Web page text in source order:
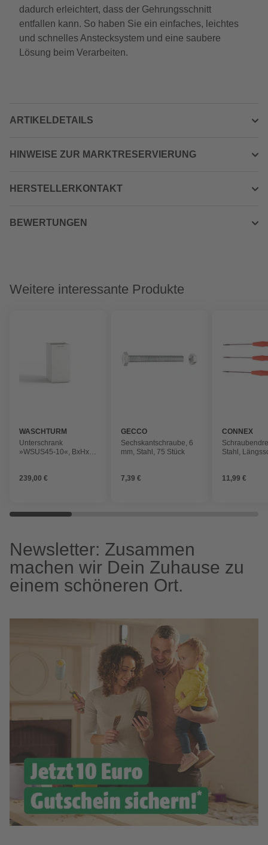
dadurch erleichtert, dass der Gehrungsschnitt
entfallen kann. So haben Sie ein einfaches, leichtes
und schnelles Anstecksystem und eine saubere
Lösung beim Verarbeiten.
ARTIKELDETAILS
HINWEISE ZUR MARKTRESERVIERUNG
HERSTELLERKONTAKT
BEWERTUNGEN
Weitere interessante Produkte
WASCHTURM
Unterschrank
»WSUS45-10«, BxHxT:
239,00 €
GECCO
Sechskantschraube, 6
mm, Stahl, 75 Stück
7,39 €
CONNEX
Stahl,
11,99 €
Newsletter: Zusammen
machen wir Dein Zuhause zu
einem schöneren Ort.